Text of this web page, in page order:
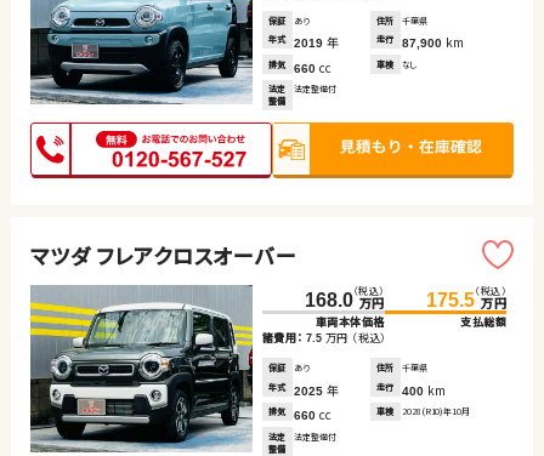
保証 あり 住所
千葉県
年式
2019 年 走行 87,900 km
排気 660 cc 車検 なし
法定
整備
法定整備付
マツダ フレアクロスオーバー
168.0（税込）
万円
車両本体価格
175.5（税込）
万円
支払総額
諸費用： 7.5 万円 （税込）
保証 あり 住所
千葉県
年式
2025 年 走行 400 km
排気 660 cc 車検 2028(R10)年10月
法定
整備
法定整備付